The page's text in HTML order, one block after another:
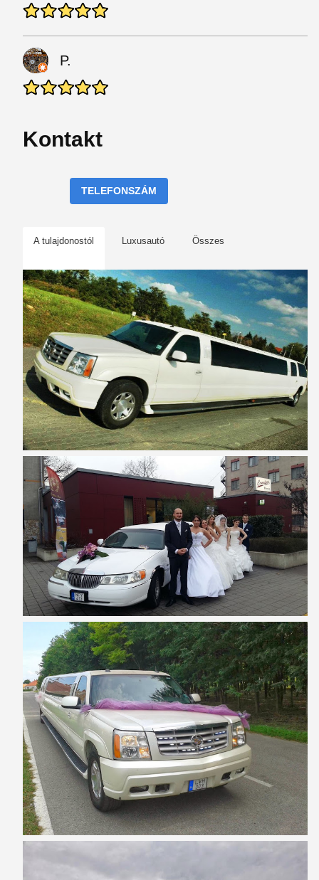
P.
Kontakt
TELEFONSZÁM
A tulajdonostól Luxusautó Összes